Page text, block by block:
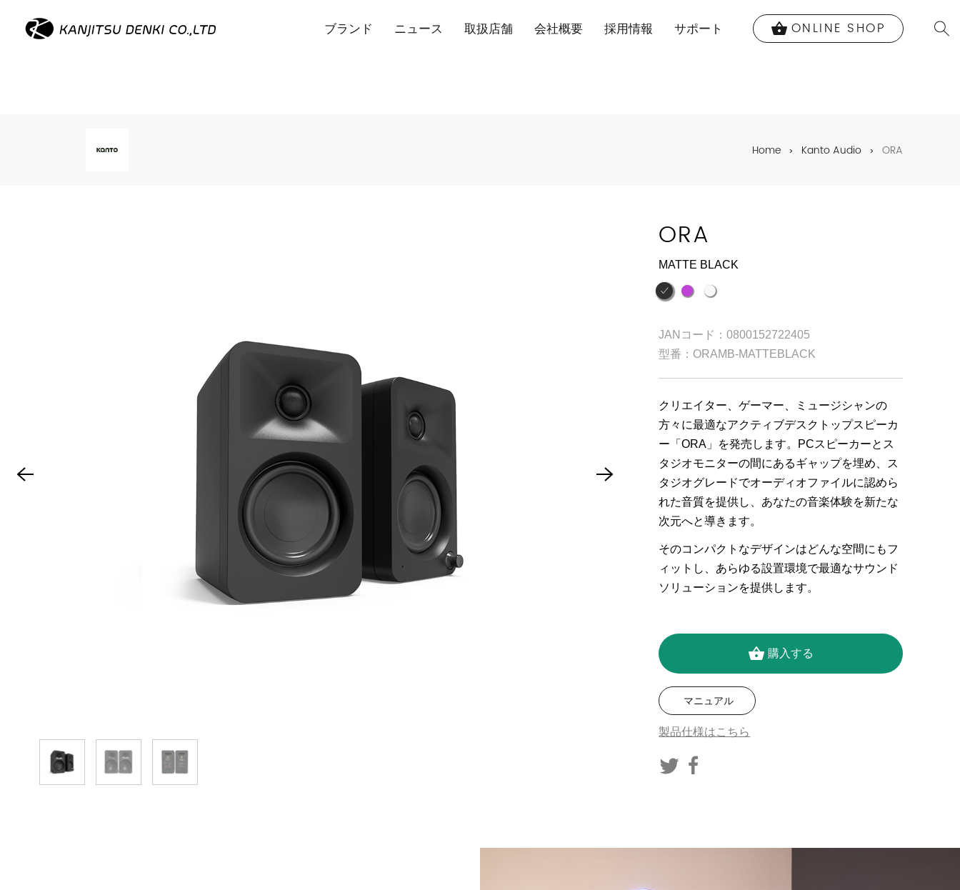
ブランド ニュース 取扱店舗 会社概要 採用情報 サポート shopping_basket ONLINE SHOP
Home Kanto Audio ORA
ORA
MATTE BLACK
JANコード：0800152722405
型番：ORAMB-MATTEBLACK
クリエイター、ゲーマー、ミュージシャンの
方々に最適なアクティブデスクトップスピーカ
ー「ORA 」を発売します。 PCスピーカーとス
タジオモニターの間にあるギャップを埋め、ス
タジオグレードでオーディオファイルに認めら
れた音質を提供し、あなたの音楽体験を新たな
次元へと導きます。
そのコンパクトなデザインはどんな空間にもフ
ィットし、あらゆる設置環境で最適なサウンド
ソリューションを提供します。
shopping_basket 購入する
マニュアル
製品仕様はこちら